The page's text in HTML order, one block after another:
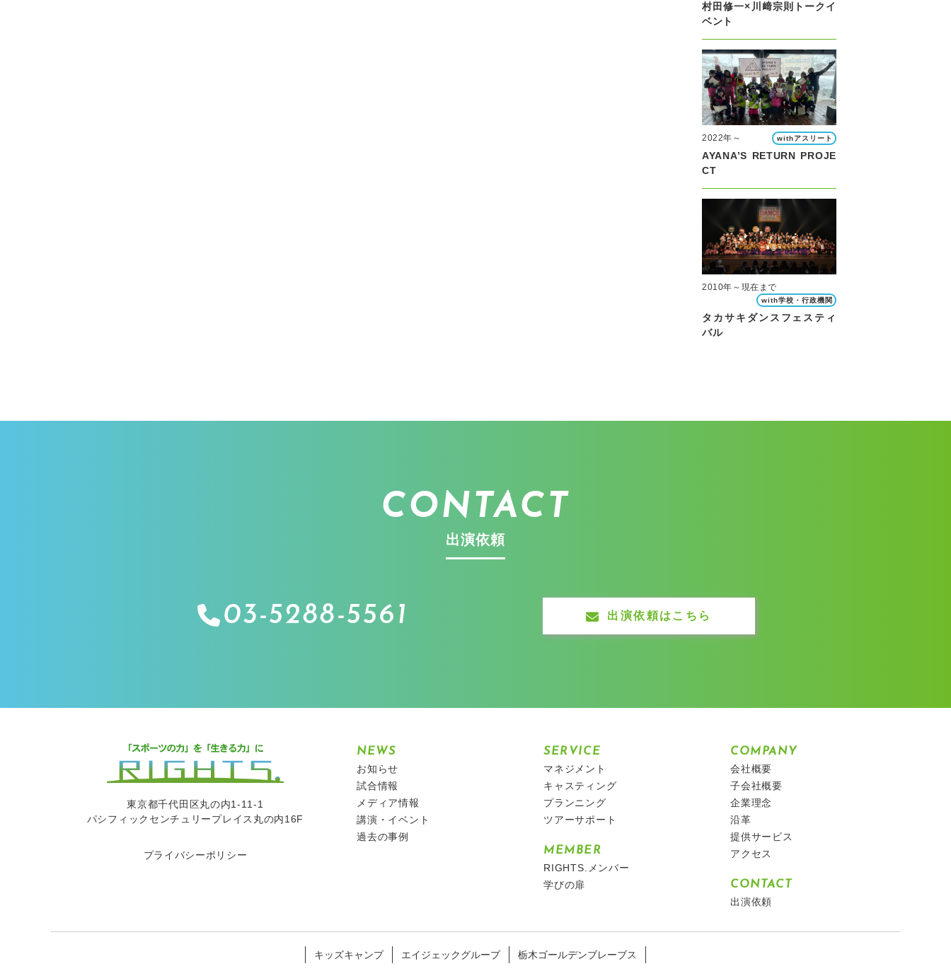
村田修一×川﨑宗則トークイ
ベント
2022年～ withアスリート
AYANA’S RETURN PROJE
CT
2010年～現在まで
with学校・行政機関
タカサキダンスフェスティ
バル
CONTACT
出演依頼
03-5288-5561 出演依頼はこちら
東京都千代田区丸の内1-11-1
パシフィックセンチュリープレイス丸の内16F
プライバシーポリシー
NEWS
お知らせ
試合情報
メディア情報
講演・イベント
過去の事例
SERVICE
マネジメント
キャスティング
プランニング
ツアーサポート
MEMBER
RIGHTS.メンバー
学びの扉
COMPANY
会社概要
子会社概要
企業理念
沿革
提供サービス
アクセス
CONTACT
出演依頼
キッズキャンプ エイジェックグループ 栃木ゴールデンブレーブス